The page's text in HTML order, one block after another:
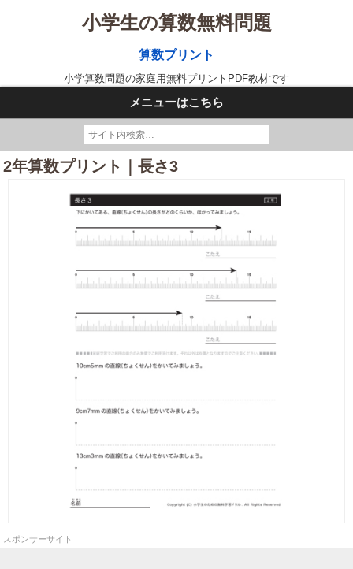
小学生の算数無料問題
算数プリント
小学算数問題の家庭用無料プリントPDF教材です
メニューはこちら
2年算数プリント｜長さ3
スポンサーサイト